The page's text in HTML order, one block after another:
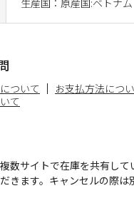
ついて お支払方法につ
て
数サイトで在庫を共有し
きます。キャンセルの際